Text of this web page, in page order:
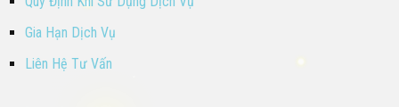
Gia Hạn Dịch Vụ
Liên Hệ Tư Vấn